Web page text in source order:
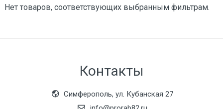
Нет товаров, соответствующих выбранным фильтрам.
Контакты
Симферополь, ул. Кубанская 27